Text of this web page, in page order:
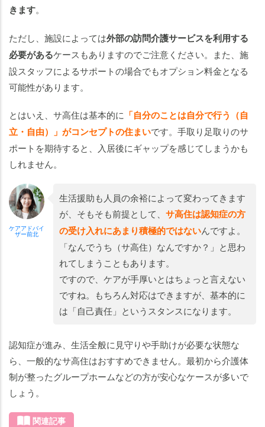
きます。
ただし、施設によっては外部の訪問介護サービスを利用する
必要があるケースもありますのでご注意ください。また、施
設スタッフによるサポートの場合でもオプション料金となる
可能性があります。
とはいえ、サ高住は基本的に 「自分のことは自分で行う（自
立・自由）」がコンセプトの住まいです。手取り足取りのサ
ポートを期待すると、入居後にギャップを感じてしまうかも
しれません。
ケアアドバイ
ザー前北
生活援助も人員の余裕によって変わってきます
が、そもそも前提として、 サ高住は認知症の方
の受け入れにあまり積極的ではないんですよ。
「なんでうち（サ高住）なんですか？」と思わ
れてしまうこともあります。
ですので、ケアが手厚いとはちょっと言えない
ですね。もちろん対応はできますが、基本的に
は「自己責任」というスタンスになります。
認知症が進み、生活全般に見守りや手助けが必要な状態な
ら、一般的なサ高住はおすすめできません。最初から介護体
制が整ったグループホームなどの方が安心なケースが多いで
しょう。
関連記事